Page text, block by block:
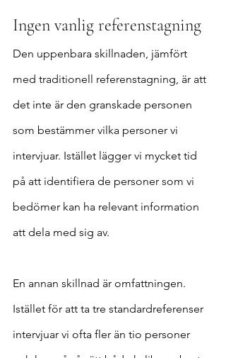
Ingen vanlig referenstagning
Den uppenbara skillnaden, jämfört
med traditionell referenstagning, är att
det inte är den granskade personen
som bestämmer vilka personer vi
intervjuar. Istället lägger vi mycket tid
på att identifiera de personer som vi
bedömer kan ha relevant information
att dela med sig av.
En annan skillnad är omfattningen.
Istället för att ta tre standardreferenser
intervjuar vi ofta fler än tio personer